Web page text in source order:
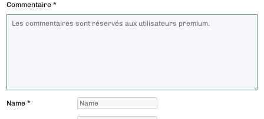
Commentaire*
Name*